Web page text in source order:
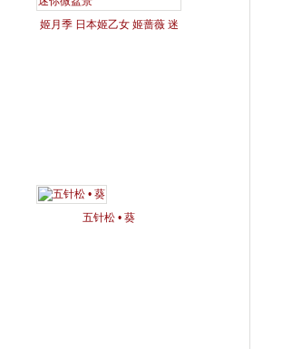
姬月季 日本姬乙女 姬蔷薇 迷
五针松 • 葵